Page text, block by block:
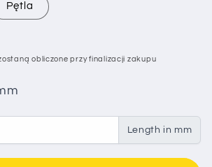
Pętla
obliczone przy finalizacji zakupu
Length in mm